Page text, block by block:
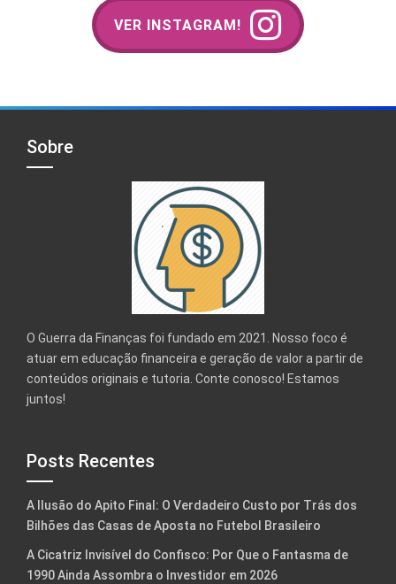
VER INSTAGRAM!
Sobre
O Guerra da Finanças foi fundado em 2021. Nosso foco é
atuar em educação financeira e geração de valor a partir de
conteúdos originais e tutoria. Conte conosco! Estamos
juntos!
Posts Recentes
A Ilusão do Apito Final: O Verdadeiro Custo por Trás dos
Bilhões das Casas de Aposta no Futebol Brasileiro
A Cicatriz Invisível do Confisco: Por Que o Fantasma de
1990 Ainda Assombra o Investidor em 2026